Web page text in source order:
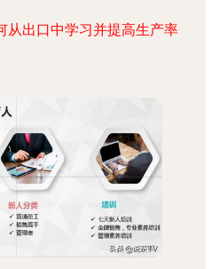
从出口中学习并提高生产率